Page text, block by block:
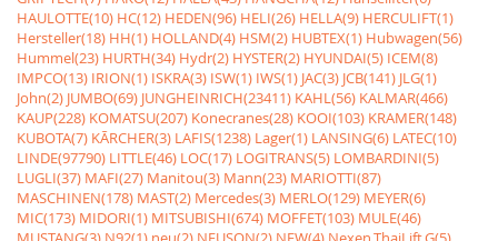
HAULOTTE(10) HC(12) HEDEN(96) HELI(26) HELLA(9) HERCULIFT(1)
Hersteller(18) HH(1) HOLLAND(4) HSM(2) HUBTEX(1) Hubwagen(56)
Hummel(23) HURTH(34) Hydr(2) HYSTER(2) HYUNDAI(5) ICEM(8)
IMPCO(13) IRION(1) ISKRA(3) ISW(1) IWS(1) JAC(3) JCB(141) JLG(1)
John(2) JUMBO(69) JUNGHEINRICH(23411) KAHL(56) KALMAR(466)
KAUP(228) KOMATSU(207) Konecranes(28) KOOI(103) KRAMER(148)
KUBOTA(7) KÃRCHER(3) LAFIS(1238) Lager(1) LANSING(6) LATEC(10)
LINDE(97790) LITTLE(46) LOC(17) LOGITRANS(5) LOMBARDINI(5)
LUGLI(37) MAFI(27) Manitou(3) Mann(23) MARIOTTI(87)
MASCHINEN(178) MAST(2) Mercedes(3) MERLO(129) MEYER(6)
MIC(173) MIDORI(1) MITSUBISHI(674) MOFFET(103) MULE(46)